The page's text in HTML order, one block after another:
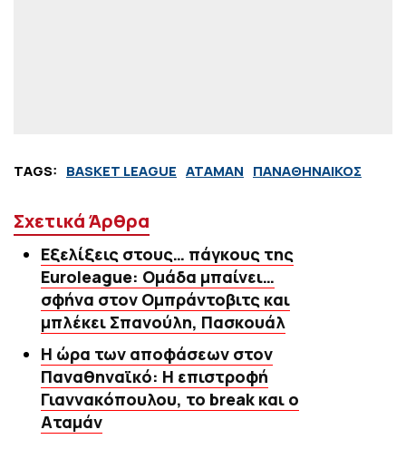
TAGS: BASKET LEAGUE ΑΤΑΜΑΝ ΠΑΝΑΘΗΝΑΙΚΟΣ
Σχετικά Άρθρα
Εξελίξεις στους… πάγκους της
Euroleague: Ομάδα μπαίνει…
σφήνα στον Ομπράντοβιτς και
μπλέκει Σπανούλη, Πασκουάλ
Η ώρα των αποφάσεων στον
Παναθηναϊκό: Η επιστροφή
Γιαννακόπουλου, το break και ο
Αταμάν